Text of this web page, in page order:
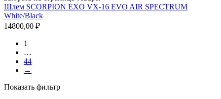
Шлем SCORPION EXO VX-16 EVO AIR SPECTRUM
White/Black
14800,00 ₽
1
…
44
→
Показать фильтр